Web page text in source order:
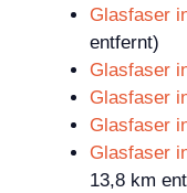
Glasfaser
entfernt)
Glasfaser
Glasfaser
Glasfaser
Glasfaser
13,8 km